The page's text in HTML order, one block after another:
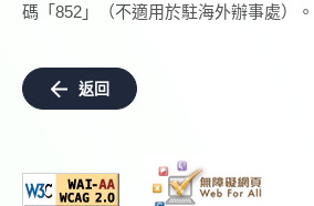
碼「852」（不適用於駐海外辦事處）。
返回